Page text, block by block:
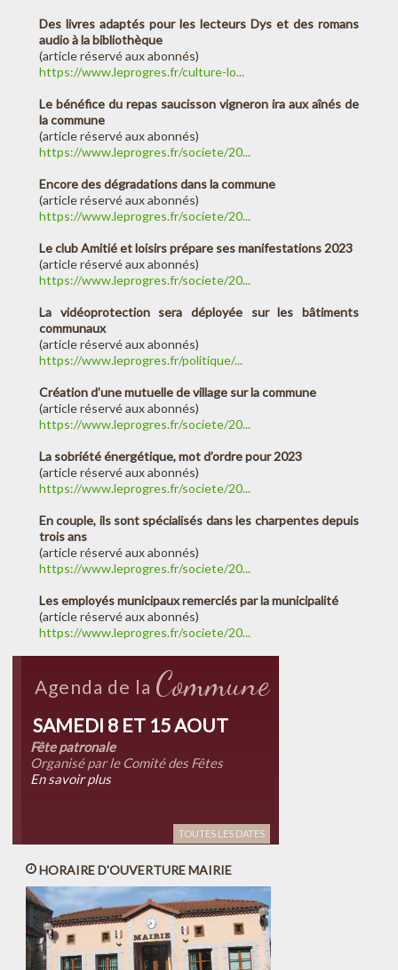
Des livres adaptés pour les lecteurs Dys et des romans
audio à la bibliothèque
(article réservé aux abonnés)
https://www.leprogres.fr/culture-lo...
Le bénéfice du repas saucisson vigneron ira aux aînés de
la commune
(article réservé aux abonnés)
https://www.leprogres.fr/societe/20...
Encore des dégradations dans la commune
(article réservé aux abonnés)
https://www.leprogres.fr/societe/20...
Le club Amitié et loisirs prépare ses manifestations 2023
(article réservé aux abonnés)
https://www.leprogres.fr/societe/20...
La vidéoprotection sera déployée sur les bâtiments
communaux
(article réservé aux abonnés)
https://www.leprogres.fr/politique/...
Création d’une mutuelle de village sur la commune
(article réservé aux abonnés)
https://www.leprogres.fr/societe/20...
La sobriété énergétique, mot d’ordre pour 2023
(article réservé aux abonnés)
https://www.leprogres.fr/societe/20...
En couple, ils sont spécialisés dans les charpentes depuis
trois ans
(article réservé aux abonnés)
https://www.leprogres.fr/societe/20...
Les employés municipaux remerciés par la municipalité
(article réservé aux abonnés)
https://www.leprogres.fr/societe/20...
Agenda de la Commune
SAMEDI 8 ET 15 AOUT
Fête patronale
Organisé par le Comité des Fêtes
En savoir plus
TOUTES LES DATES
HORAIRE D'OUVERTURE MAIRIE